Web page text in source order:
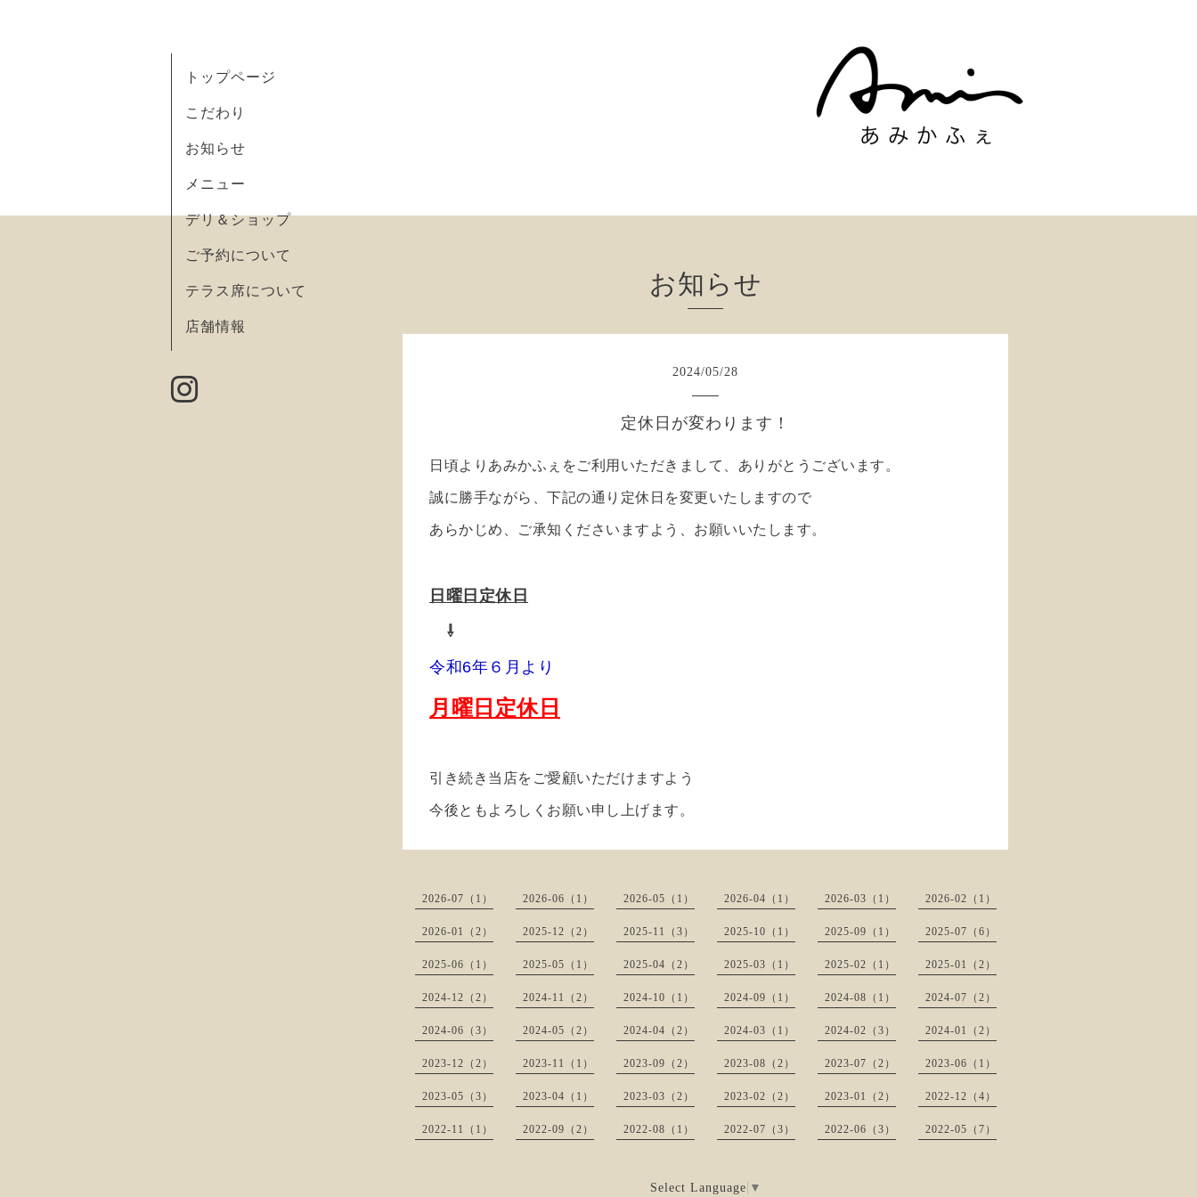
トップページ
こだわり
お知らせ
メニュー
デリ＆ショップ
ご予約について
テラス席について
店舗情報
お知らせ
2024/05/28
定休日が変わります！
日頃よりあみかふぇをご利用いただきまして、ありがとうございます。
誠に勝手ながら、下記の通り定休日を変更いたしますので
あらかじめ、ご承知くださいますよう、お願いいたします。
日曜日定休日
⇩
令和6年６月より
月曜日定休日
引き続き当店をご愛顧いただけますよう
今後ともよろしくお願い申し上げます。
2026-07（1） 2026-06（1） 2026-05（1） 2026-04（1） 2026-03（1） 2026-02（1）
2026-01（2） 2025-12（2） 2025-11（3） 2025-10（1） 2025-09（1） 2025-07（6）
2025-06（1） 2025-05（1） 2025-04（2） 2025-03（1） 2025-02（1） 2025-01（2）
2024-12（2） 2024-11（2） 2024-10（1） 2024-09（1） 2024-08（1） 2024-07（2）
2024-06（3） 2024-05（2） 2024-04（2） 2024-03（1） 2024-02（3） 2024-01（2）
2023-12（2） 2023-11（1） 2023-09（2） 2023-08（2） 2023-07（2） 2023-06（1）
2023-05（3） 2023-04（1） 2023-03（2） 2023-02（2） 2023-01（2） 2022-12（4）
2022-11（1） 2022-09（2） 2022-08（1） 2022-07（3） 2022-06（3） 2022-05（7）
Select Language ▼